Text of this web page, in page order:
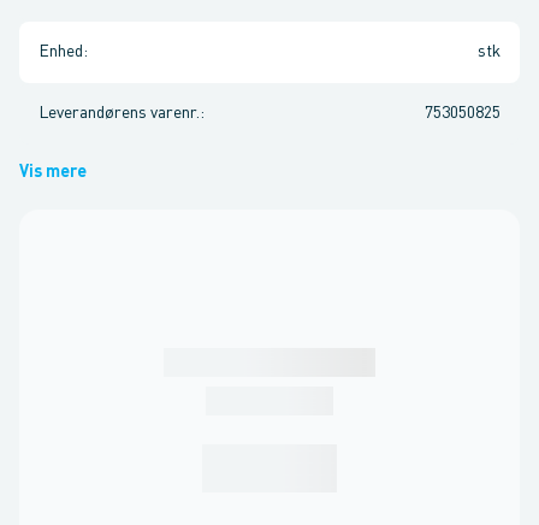
Enhed : stk
Leverandørens varenr. : 753050825
Vis mere